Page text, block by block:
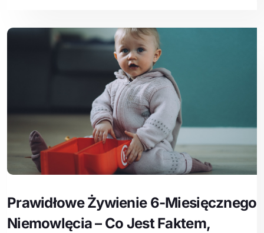
Prawidłowe Żywienie 6-Miesięcznego
Niemowlęcia – Co Jest Faktem,